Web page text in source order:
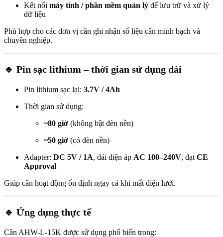
Kết nối máy tính / phần mềm quản lý để lưu trữ và xử lý
dữ liệu
Phù hợp cho các đơn vị cần ghi nhận số liệu cân minh bạch và
chuyên nghiệp.
🔹 Pin sạc lithium – thời gian sử dụng dài
Pin lithium sạc lại: 3.7V / 4Ah
Thời gian sử dụng:
~80 giờ (không bật đèn nền)
~50 giờ (có đèn nền)
Adapter: DC 5V / 1A, dải điện áp AC 100–240V, đạt CE
Approval
Giúp cân hoạt động ổn định ngay cả khi mất điện lưới.
🔹 Ứng dụng thực tế
Cân AHW-L-15K được sử dụng phổ biến trong: